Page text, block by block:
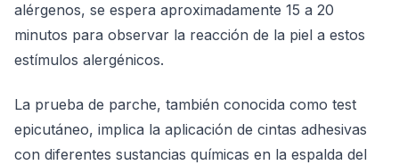
alérgenos, se espera aproximadamente 15 a 20
minutos para observar la reacción de la piel a estos
estímulos alergénicos.
La prueba de parche, también conocida como test
epicutáneo, implica la aplicación de cintas adhesivas
con diferentes sustancias químicas en la espalda del